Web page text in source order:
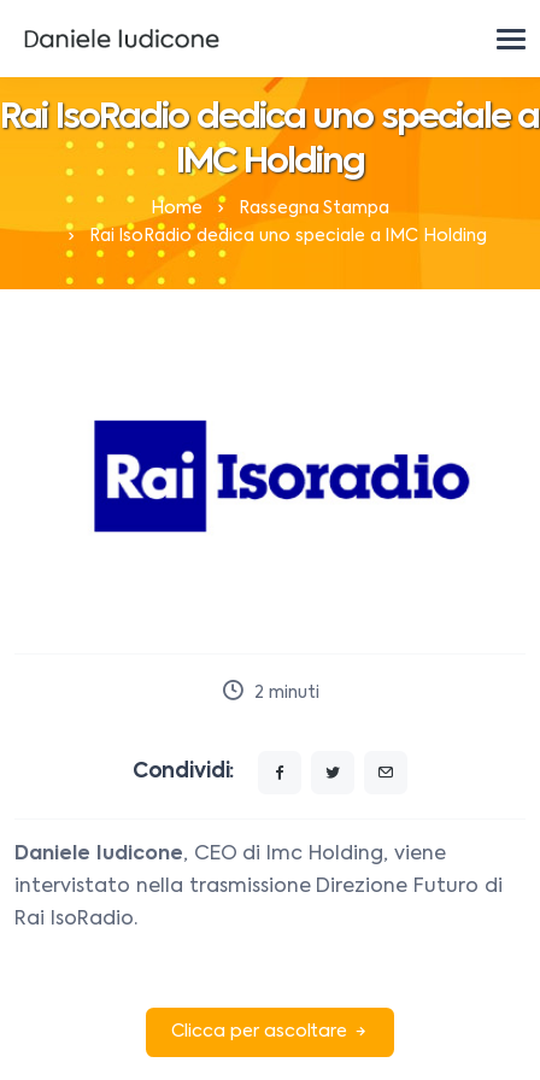
Rai IsoRadio dedica uno speciale a
IMC Holding
Home
Rassegna Stampa
Rai IsoRadio dedica uno speciale a IMC Holding
2 minuti
Condividi:
Daniele Iudicone, CEO di Imc Holding, viene
intervistato nella trasmissione Direzione Futuro di
Rai IsoRadio.
Clicca per ascoltare